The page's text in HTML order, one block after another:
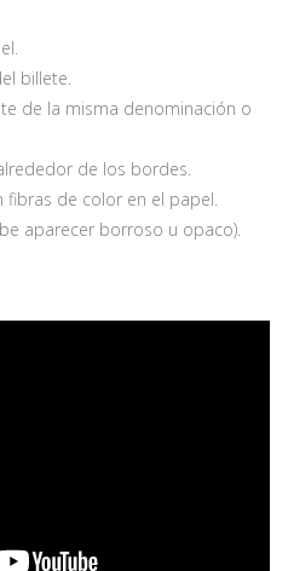
billete.
de la misma denominación o
de los bordes.
de color en el papel.
aparecer borroso u opaco).